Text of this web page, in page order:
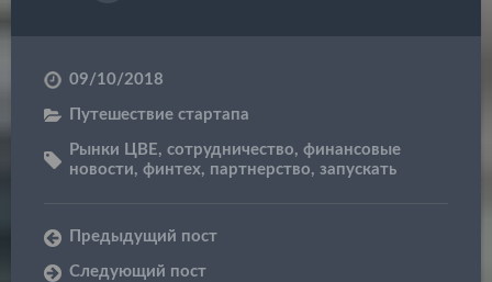
09/10/2018
Путешествие стартапа
Рынки ЦВЕ, сотрудничество, финансовые
новости, финтех, партнерство, запускать
Предыдущий пост
Следующий пост